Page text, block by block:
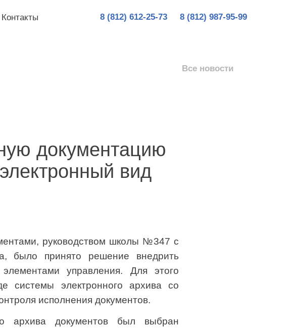
Контакты 8 (812) 612-25-73 8 (812) 987-95-99
Все новости
документацию
вид
руководством школы №347 с
было принято решение внедрить
управления. Для этого
системы электронного архива со
исполнения документов.
архива документов был выбран